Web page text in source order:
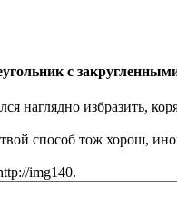
с
наглядно избразить,
способ тож хорош,
img140.